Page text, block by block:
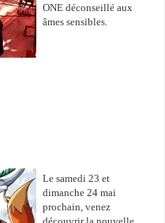
ONE déconseillé aux
âmes sensibles.
Le samedi 23 et
dimanche 24 mai
prochain, venez